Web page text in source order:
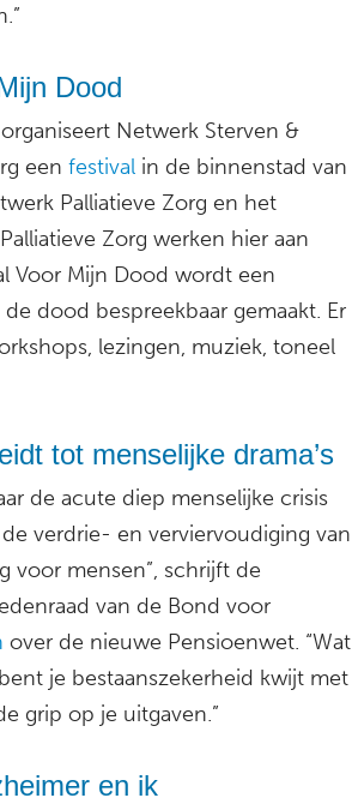
Dood
Netwerk Sterven &
een festival in de binnenstad van
Palliatieve Zorg en het
Zorg werken hier aan
Voor Mijn Dood wordt een
dood bespreekbaar gemaakt. Er
lezingen, muziek, toneel
tot menselijke drama’s
de acute diep menselijke crisis
verdrie- en verviervoudiging van
voor mensen”, schrijft de
van de Bond voor
over de nieuwe Pensioenwet. “Wat
je bestaanszekerheid kwijt met
grip op je uitgaven.”
en ik